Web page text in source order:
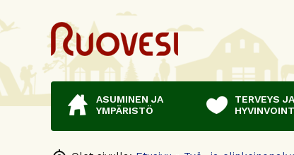
ASUMINEN JA
YMPÄRISTÖ
TERVEYS JA